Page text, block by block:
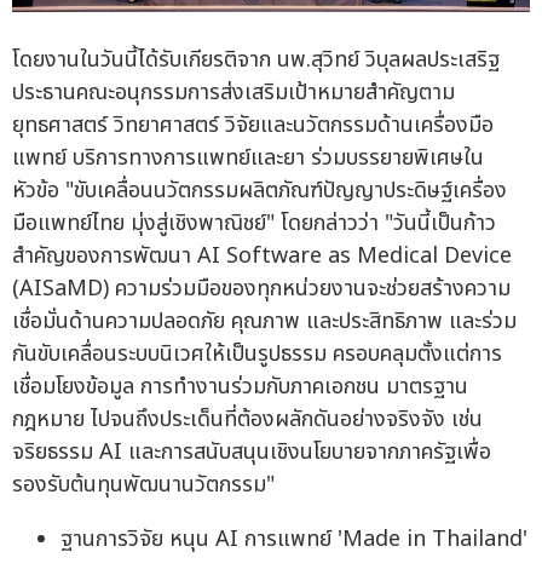
โดยงานในวันนี้ได้รับเกียรติจาก นพ.สุวิทย์ วิบุลผลประเสริฐ
ประธานคณะอนุกรรมการส่งเสริมเป้าหมายสำคัญตาม
ยุทธศาสตร์ วิทยาศาสตร์ วิจัยและนวัตกรรมด้านเครื่องมือ
แพทย์ บริการทางการแพทย์และยา ร่วมบรรยายพิเศษใน
หัวข้อ "ขับเคลื่อนนวัตกรรมผลิตภัณฑ์ปัญญาประดิษฐ์เครื่อง
มือแพทย์ไทย มุ่งสู่เชิงพาณิชย์" โดยกล่าวว่า "วันนี้เป็นก้าว
สำคัญของการพัฒนา AI Software as Medical Device
(AISaMD) ความร่วมมือของทุกหน่วยงานจะช่วยสร้างความ
เชื่อมั่นด้านความปลอดภัย คุณภาพ และประสิทธิภาพ และร่วม
กันขับเคลื่อนระบบนิเวศให้เป็นรูปธรรม ครอบคลุมตั้งแต่การ
เชื่อมโยงข้อมูล การทำงานร่วมกับภาคเอกชน มาตรฐาน
กฎหมาย ไปจนถึงประเด็นที่ต้องผลักดันอย่างจริงจัง เช่น
จริยธรรม AI และการสนับสนุนเชิงนโยบายจากภาครัฐเพื่อ
รองรับต้นทุนพัฒนานวัตกรรม"
ฐานการวิจัย หนุน AI การแพทย์ 'Made in Thailand'